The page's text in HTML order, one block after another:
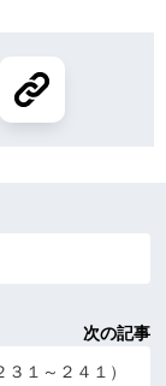
次の記事
１～２４１）